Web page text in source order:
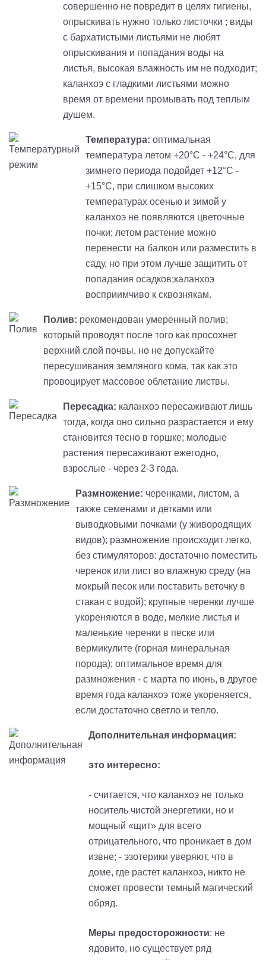
совершенно не повредит в целях гигиены,
опрыскивать нужно только листочки ; виды
с бархатистыми листьями не любят
опрыскивания и попадания воды на
листья, высокая влажность им не подходит;
каланхоэ с гладкими листьями можно
время от времени промывать под теплым
душем.
Температура: оптимальная
температура летом +20°C - +24°C, для
зимнего периода подойдет +12°C -
+15°C, при слишком высоких
температурах осенью и зимой у
каланхоэ не появляются цветочные
почки; летом растение можно
перенести на балкон или разместить в
саду, но при этом лучше защитить от
попадания осадков;каланхоэ
восприимчиво к сквознякам.
Полив: рекомендован умеренный полив;
который проводят после того как просохнет
верхний слой почвы, но не допускайте
пересушивания земляного кома, так как это
провоцирует массовое облетание листвы.
Пересадка: каланхоэ пересаживают лишь
тогда, когда оно сильно разрастается и ему
становится тесно в горшке; молодые
растения пересаживают ежегодно,
взрослые - через 2-3 года.
Размножение: черенками, листом, а
также семенами и детками или
выводковыми почками (у живородящих
видов); размножение происходит легко,
без стимуляторов: достаточно поместить
черенок или лист во влажную среду (на
мокрый песок или поставить веточку в
стакан с водой); крупные черенки лучше
укореняются в воде, мелкие листья и
маленькие черенки в песке или
вермикулите (горная минеральная
порода); оптимальное время для
размножения - с марта по июнь, в другое
время года каланхоэ тоже укореняется,
если достаточно светло и тепло.
Дополнительная информация:
это интересно:
- считается, что каланхоэ не только
носитель чистой энергетики, но и
мощный «щит» для всего
отрицательного, что проникает в дом
извне; - эзотерики уверяют, что в
доме, где растет каланхоэ, никто не
сможет провести темный магический
обряд.
Меры предосторожности: не
ядовито, но существует ряд